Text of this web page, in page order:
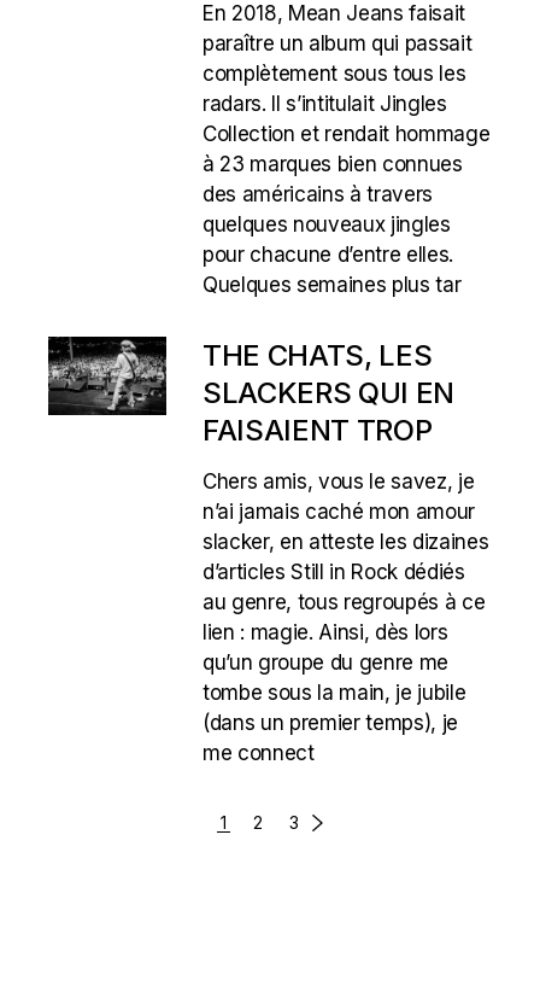
En 2018, Mean Jeans faisait
paraître un album qui passait
complètement sous tous les
radars. Il s’intitulait Jingles
Collection et rendait hommage
à 23 marques bien connues
des américains à travers
quelques nouveaux jingles
pour chacune d’entre elles.
Quelques semaines plus tar
THE CHATS, LES
SLACKERS QUI EN
FAISAIENT TROP
Chers amis, vous le savez, je
n’ai jamais caché mon amour
slacker, en atteste les dizaines
d’articles Still in Rock dédiés
au genre, tous regroupés à ce
lien : magie. Ainsi, dès lors
qu’un groupe du genre me
tombe sous la main, je jubile
(dans un premier temps), je
me connect
1 2 3